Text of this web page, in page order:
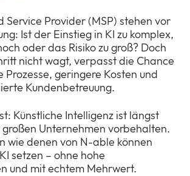
a
sub
menu
or
a
sub
menu
or
a
Service Provider (MSP) stehen vor
Ist der Einstieg in KI zu komplex,
oder das Risiko zu groß? Doch
nicht wagt, verpasst die Chance
geringere Kosten und
Kundenbetreuung.
Künstliche Intelligenz ist längst
Unternehmen vorbehalten.
wie denen von N-able können
setzen – ohne hohe
und mit echtem Mehrwert.